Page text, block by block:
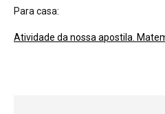
Para casa:
Atividade da nossa apostila.